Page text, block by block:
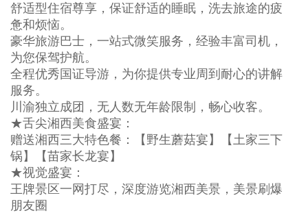
舒适型住宿尊享，保证舒适的睡眠，洗去旅途的疲
惫和烦恼。
豪华旅游巴士，一站式微笑服务，经验丰富司机，
为您保驾护航。
全程优秀国证导游，为你提供专业周到耐心的讲解
服务。
川渝独立成团，无人数无年龄限制，畅心收客。
★舌尖湘西美食盛宴：
赠送湘西三大特色餐：【野生蘑菇宴】【土家三下
锅】【苗家长龙宴】
★视觉盛宴：
王牌景区一网打尽，深度游览湘西美景，美景刷爆
朋友圈